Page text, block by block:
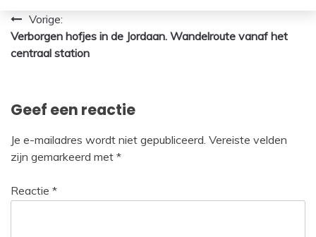
Bericht
navigatie
Vorige:
Verborgen hofjes in de Jordaan. Wandelroute vanaf het
centraal station
Geef een reactie
Je e-mailadres wordt niet gepubliceerd. Vereiste velden
zijn gemarkeerd met *
Reactie *